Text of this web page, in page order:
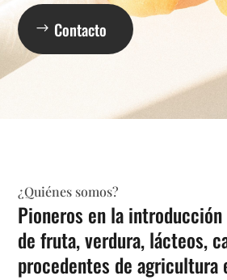
Contacto
¿Quiénes somos?
Pioneros en la
de fruta, verdura, lácteos,
procedentes de agricultura